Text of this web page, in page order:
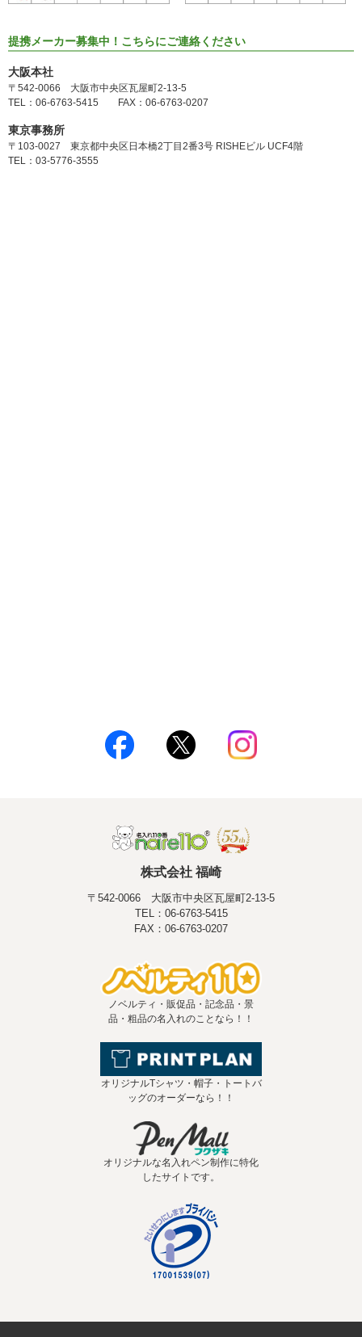
提携メーカー募集中！こちらにご連絡ください
大阪本社
〒542-0066 大阪市中央区瓦屋町2-13-5
TEL：06-6763-5415 FAX：06-6763-0207
東京事務所
〒103-0027 東京都中央区日本橋2丁目2番3号 RISHEビル UCF4階
TEL：03-5776-3555
株式会社 福崎
〒542-0066 大阪市中央区瓦屋町2-13-5
TEL：06-6763-5415
FAX：06-6763-0207
ノベルティ・販促品・記念品・景
品・粗品の名入れのことなら！！
オリジナルTシャツ・帽子・トートバ
ッグのオーダーなら！！
オリジナルな名入れペン制作に特化
したサイトです。